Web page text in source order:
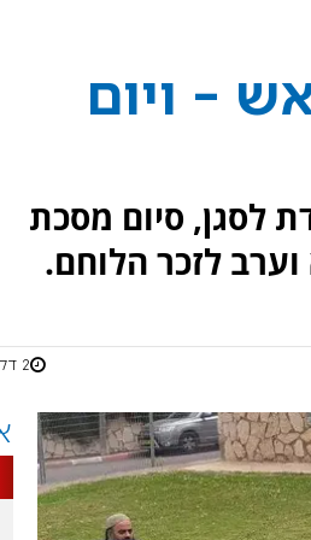
- ויום
לסגן, סיום מסכת
לזכר הלוחם.
2 דקות